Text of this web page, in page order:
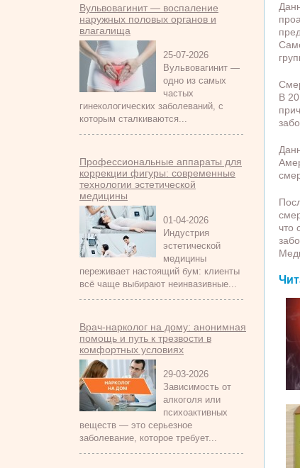
Вульвовагинит — воспаление
наружных половых органов и
влагалища
25-07-2026
Вульвовагинит —
одно из самых
частых
гинекологических заболеваний, с
которым сталкиваются...
Профессиональные аппараты для
коррекции фигуры: современные
технологии эстетической
медицины
01-04-2026
Индустрия
эстетической
медицины
переживает настоящий бум: клиенты
всё чаще выбирают неинвазивные...
Врач-нарколог на дому: анонимная
помощь и путь к трезвости в
комфортных условиях
29-03-2026
Зависимость от
алкоголя или
психоактивных
веществ — это серьезное
заболевание, которое требует...
В
что